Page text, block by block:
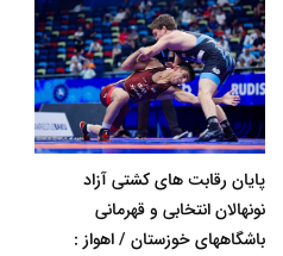
پایان رقابت های کشتی آزاد
نونهالان انتخابی و قهرمانی
باشگاههای خوزستان / اهواز :